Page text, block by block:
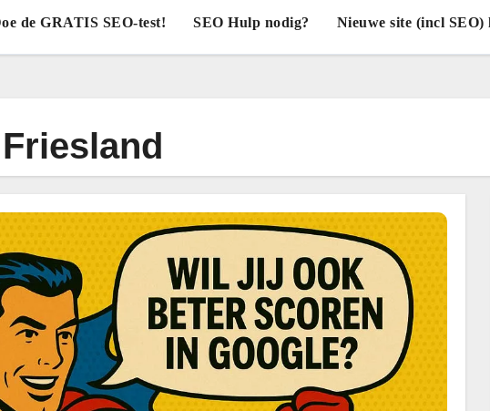
de GRATIS SEO-test! SEO Hulp nodig? Nieuwe site (incl SEO)